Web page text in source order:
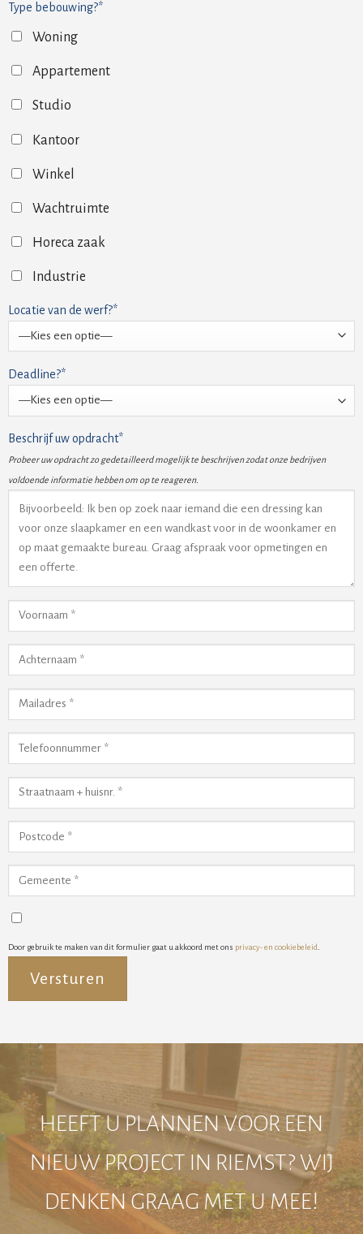
Type bebouwing?*
Woning
Appartement
Studio
Kantoor
Winkel
Wachtruimte
Horeca zaak
Industrie
Locatie van de werf?*
Deadline?*
Beschrijf uw opdracht*
Probeer uw opdracht zo gedetailleerd mogelijk te beschrijven zodat onze bedrijven
voldoende informatie hebben om op te reageren.
Door gebruik te maken van dit formulier gaat u akkoord met ons privacy- en cookiebeleid
HEEFT U PLANNEN VOOR EEN
NIEUW PROJECT IN RIEMST? WIJ
DENKEN GRAAG MET U MEE!